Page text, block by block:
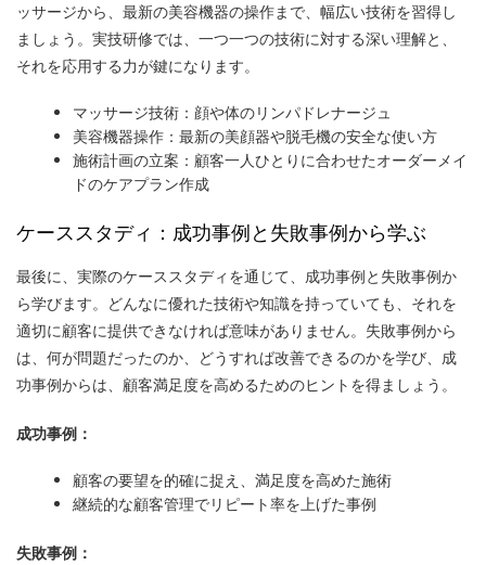
ッサージから、最新の美容機器の操作まで、幅広い技術を習得し
ましょう。実技研修では、一つ一つの技術に対する深い理解と、
それを応用する力が鍵になります。
マッサージ技術：顔や体のリンパドレナージュ
美容機器操作：最新の美顔器や脱毛機の安全な使い方
施術計画の立案：顧客一人ひとりに合わせたオーダーメイ
ドのケアプラン作成
ケーススタディ：成功事例と失敗事例から学ぶ
最後に、実際のケーススタディを通じて、成功事例と失敗事例か
ら学びます。どんなに優れた技術や知識を持っていても、それを
適切に顧客に提供できなければ意味がありません。失敗事例から
は、何が問題だったのか、どうすれば改善できるのかを学び、成
功事例からは、顧客満足度を高めるためのヒントを得ましょう。
成功事例：
顧客の要望を的確に捉え、満足度を高めた施術
継続的な顧客管理でリピート率を上げた事例
失敗事例：